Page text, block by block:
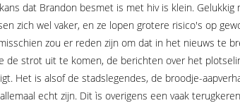
dat Brandon besmet is met hiv is klein. Gelukkig
zich wel vaker, en ze lopen grotere risico's op
zou er reden zijn om dat in het nieuws te
de strot uit te komen, de berichten over het
Het is alsof de stadslegendes, de broodje-
echt zijn. Dit ìs overigens een vaak